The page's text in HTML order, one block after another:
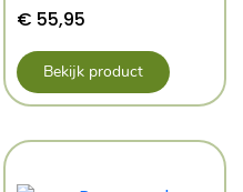
€ 55,95
Bekijk product